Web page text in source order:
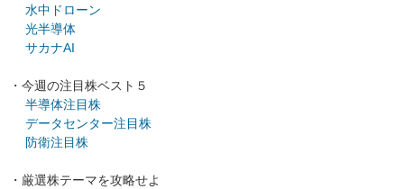
水中ドローン
光半導体
サカナAI
・今週の注目株ベスト５
半導体注目株
データセンター注目株
防衛注目株
・厳選株テーマを攻略せよ